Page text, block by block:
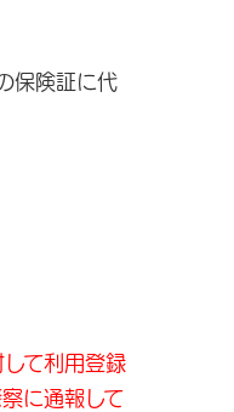
保険証に代
て利用登録
に通報して